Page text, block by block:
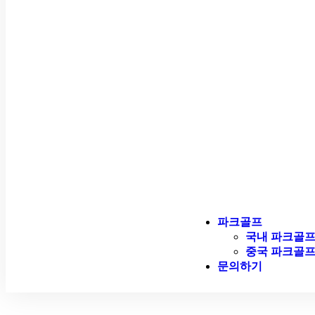
파크골프
국내 파크골
중국 파크골
문의하기